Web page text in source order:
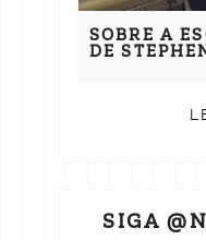
SOBRE A
DE
SIGA